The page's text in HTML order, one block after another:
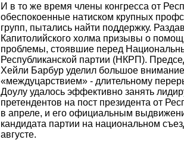
И в то же время члены конгресса от
обеспокоенные натиском крупных
групп, пытались найти поддержку.
Капитолийского холма призывы о
проблемы, стоявшие перед
Республиканской партии (НКРП).
Хейли Барбур уделил большое внимание
«междуцарствием» - длительному
Доулу удалось эффективно занять
претендентов на пост президента от
в апреле, и его официальным
кандидата партии на национальном
августе.